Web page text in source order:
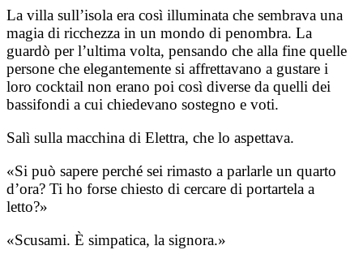
La villa sull’isola era così illuminata che sembrava una
magia di ricchezza in un mondo di penombra. La
guardò per l’ultima volta, pensando che alla fine quelle
persone che elegantemente si affrettavano a gustare i
loro cocktail non erano poi così diverse da quelli dei
bassifondi a cui chiedevano sostegno e voti.
Salì sulla macchina di Elettra, che lo aspettava.
«Si può sapere perché sei rimasto a parlarle un quarto
d’ora? Ti ho forse chiesto di cercare di portartela a
letto?»
«Scusami. È simpatica, la signora.»